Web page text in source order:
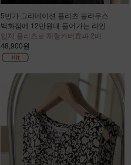
5번가 그라데이션 플리츠 블라우스
백화점에 12만원대 들어가는 라인
입체 플리츠로 체형커버효과 2배
48,900원